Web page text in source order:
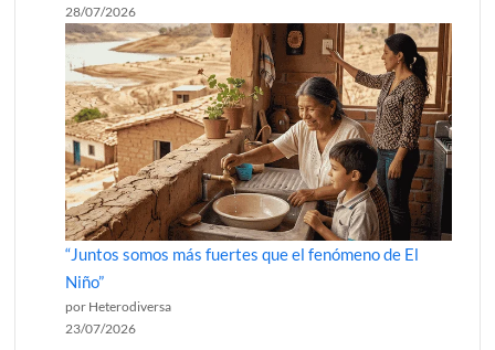
28/07/2026
“Juntos somos más fuertes que el fenómeno de El
Niño”
por Heterodiversa
23/07/2026